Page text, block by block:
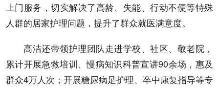
上门服务，切实解决了高龄、失能、行动不便等特殊
人群的居家护理问题，提升了群众就医满意度。
高洁还带领护理团队走进学校、社区、敬老院，
累计开展急救培训、慢病知识科普宣讲90余场，惠及
群众4万人次；开展糖尿病足护理、卒中康复指导等专